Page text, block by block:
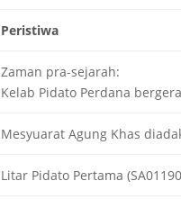
Peristiwa
Zaman pra-sejarah:
Kelab Pidato Perdana
Mesyuarat Agung Khas
Litar Pidato Pertama